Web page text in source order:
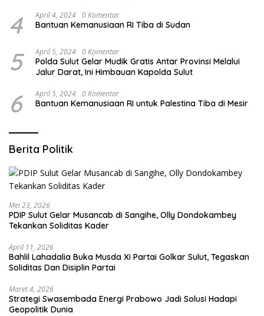
4 April 4, 2024 0 Komentar
Bantuan Kemanusiaan RI Tiba di Sudan
5 April 5, 2024 0 Komentar
Polda Sulut Gelar Mudik Gratis Antar Provinsi Melalui
Jalur Darat, Ini Himbauan Kapolda Sulut
6 April 5, 2024 0 Komentar
Bantuan Kemanusiaan RI untuk Palestina Tiba di Mesir
Berita Politik
Mei 23, 2026
PDIP Sulut Gelar Musancab di Sangihe, Olly Dondokambey
Tekankan Soliditas Kader
April 11, 2026
Bahlil Lahadalia Buka Musda Xi Partai Golkar Sulut, Tegaskan
Soliditas Dan Disiplin Partai
Maret 4, 2026
Strategi Swasembada Energi Prabowo Jadi Solusi Hadapi
Geopolitik Dunia